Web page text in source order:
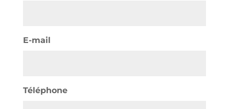
E-mail
Téléphone